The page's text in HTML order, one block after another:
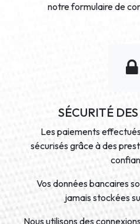
notre formulaire de
SÉCURITÉ
Les paiements
sécurisés grâce à des
Vos données bancaires
jamais stockées
Nous utilisons des